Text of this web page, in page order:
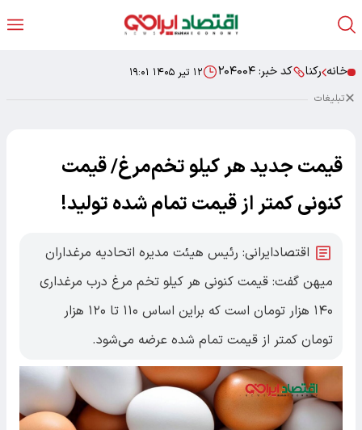
خانه رکنا کد خبر: ۲۰۴۰۰۴ ۱۲ تیر ۱۴۰۵ ۱۹:۰۱
تبلیغات
قیمت جدید هر کیلو تخم‌مرغ/ قیمت
کنونی کمتر از قیمت تمام شده تولید!
اقتصادایرانی: رئیس هیئت مدیره اتحادیه مرغداران
میهن گفت: قیمت کنونی هر کیلو تخم مرغ درب مرغداری
۱۴۰ هزار تومان است که براین اساس ۱۱۰ تا ۱۲۰ هزار
تومان کمتر از قیمت تمام شده عرضه می‌شود.